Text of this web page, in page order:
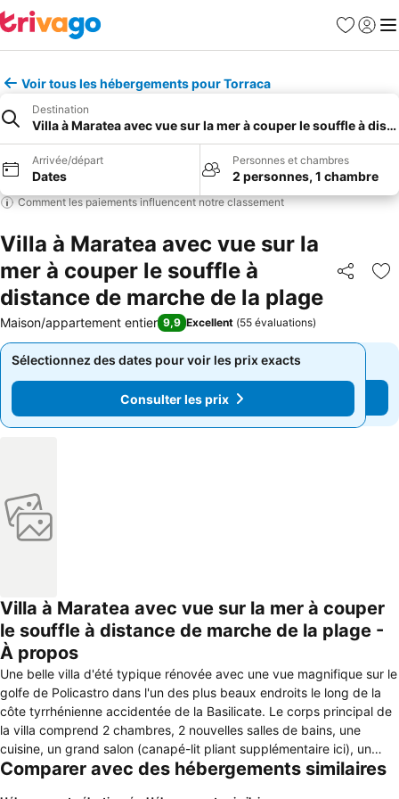
Favoris
Se
Voir tous les hébergements pour Torraca
Destination
Villa à Maratea avec vue sur la mer à couper le souffle à
Arrivée/départ
Dates
Personnes et chambres
2 personnes, 1 chambre
Comment les paiements influencent notre classement
Villa à Maratea avec vue sur la
mer à couper le souffle à
distance de marche de la plage
Partager
Maison/appartement entier 9,9 Excellent (55 évaluations)
Sélectionnez des dates pour voir les prix exacts
Consulter les prix
Sélectionnez des dates pour voir les prix exacts
Consulter les prix
Villa à Maratea avec vue sur la mer à couper
le souffle à distance de marche de la plage -
À propos
Une belle villa d'été typique rénovée avec une vue magnifique sur le
golfe de Policastro dans l'un des plus beaux endroits le long de la
côte tyrrhénienne accidentée de la Basilicate. Le corps principal de
la villa comprend 2 chambres, 2 nouvelles salles de bains, une
cuisine, un grand salon (canapé-lit pliant supplémentaire ici), un
beau patio ombragé avec le coin repas donnant sur le jardin; salle
Comparer avec des hébergements similaires